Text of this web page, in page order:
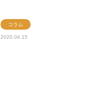
コラム
2020.04.15